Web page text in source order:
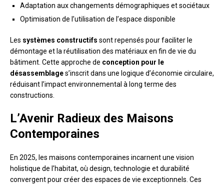
Adaptation aux changements démographiques et sociétaux
Optimisation de l’utilisation de l’espace disponible
Les systèmes constructifs sont repensés pour faciliter le
démontage et la réutilisation des matériaux en fin de vie du
bâtiment. Cette approche de conception pour le
désassemblages’inscrit dans une logique d’économie circulaire,
réduisant l’impact environnemental à long terme des
constructions.
L’Avenir Radieux des Maisons
Contemporaines
En 2025, les maisons contemporaines incarnent une vision
holistique de l’habitat, où design, technologie et durabilité
convergent pour créer des espaces de vie exceptionnels. Ces